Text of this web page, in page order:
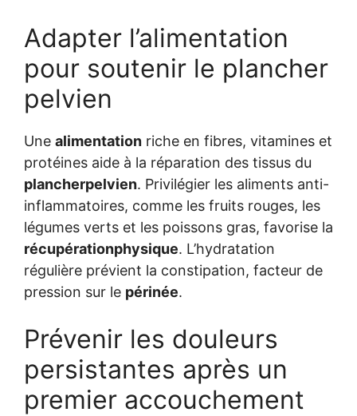
Adapter l’alimentation
pour soutenir le plancher
pelvien
Une alimentation riche en fibres, vitamines et
protéines aide à la réparation des tissus du
plancherpelvien. Privilégier les aliments anti-
inflammatoires, comme les fruits rouges, les
légumes verts et les poissons gras, favorise la
récupérationphysique. L’hydratation
régulière prévient la constipation, facteur de
pression sur le périnée.
Prévenir les douleurs
persistantes après un
premier accouchement